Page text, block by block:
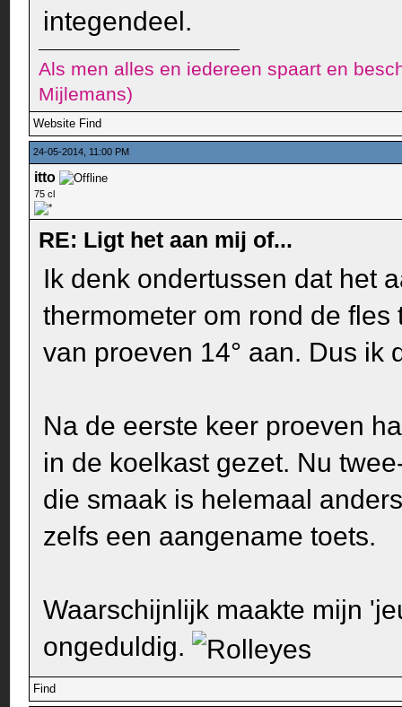
integendeel.
Als men alles en iedereen spaart en
Mijlemans)
Website Find
24-05-2014, 11:00 PM
itto
75 cl
RE: Ligt het aan mij of...
Ik denk ondertussen dat het
thermometer om rond de
van proeven 14° aan. Dus ik
Na de eerste keer proeven
in de koelkast gezet. Nu
die smaak is helemaal
zelfs een aangename toets.
Waarschijnlijk maakte mijn
ongeduldig.
Find